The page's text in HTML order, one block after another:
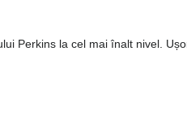
Perkins la cel mai înalt nivel.